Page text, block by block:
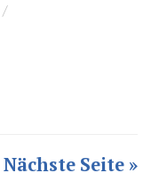
/
Nächste Seite »